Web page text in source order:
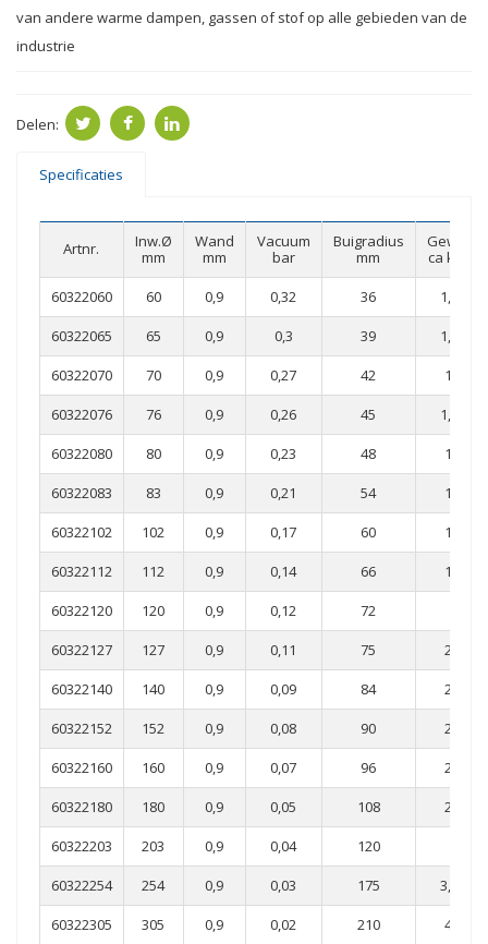
van andere warme dampen, gassen of stof op alle gebieden van de
industrie
Delen:
Specificaties
Artnr.
Inw.Ø
mm
Wand
mm
Vacuum
bar
Buigradius
mm
Gewicht
ca kg/m
60322060
60 0,9 0,32 36
1,35
60322065
65 0,9 0,3 39
1,45
60322070
70 0,9 0,27 42
1,5
60322076
76 0,9 0,26 45
1,65
60322080
80 0,9 0,23 48
1,8
60322083
83 0,9 0,21 54
1,8
60322102
102 0,9 0,17 60
1,8
60322112
112 0,9 0,14 66
1,9
60322120
120 0,9 0,12 72
60322127
127 0,9 0,11 75
2,1
60322140
140 0,9 0,09 84
2,1
60322152
152 0,9 0,08 90
2,2
60322160
160 0,9 0,07 96
2,4
60322180
180 0,9 0,05 108
2,8
60322203
203 0,9 0,04 120
60322254
254 0,9 0,03 175
3,55
60322305
305 0,9 0,02 210
4,4